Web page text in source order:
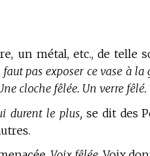
un métal, etc., de telle
pas exposer ce vase à la
cloche fêlée. Un verre fêlé.
durent le plus, se dit des